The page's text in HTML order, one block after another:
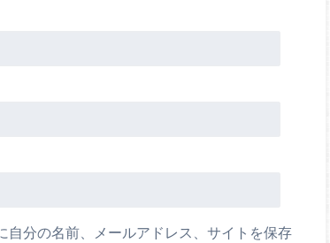
分の名前、メールアドレス、サイトを保存